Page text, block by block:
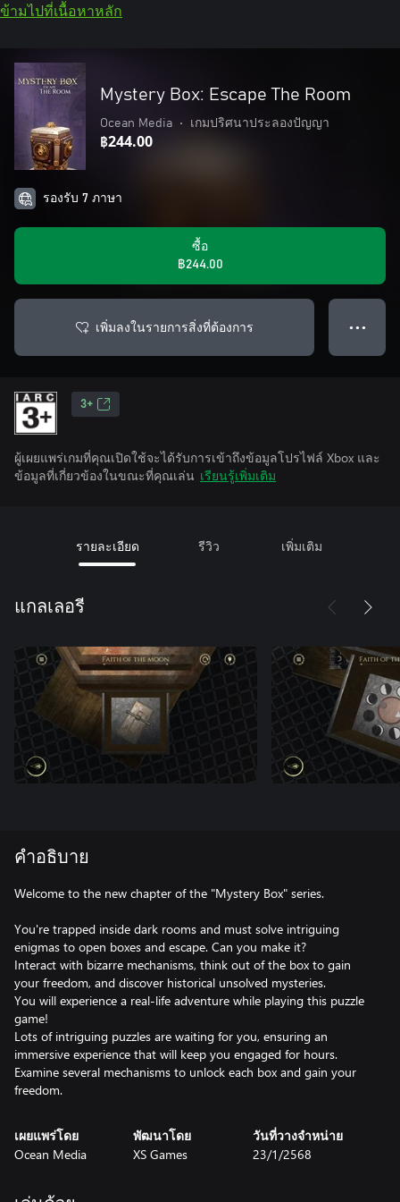
ข้ามไปที่เนื้อหาหลัก
Mystery Box: Escape The Room
Ocean Media • เกมปริศนาประลองปัญญา
฿244.00
รองรับ 7 ภาษา
ซื้อ
฿244.00
เพิ่มลงในรายการสิ่งที่ต้องการ ● ● ●
3+
ผู้เผยแพร่เกมที่คุณเปิดใช้จะได้รับการเข้าถึงข้อมูลโปรไฟล์ Xbox และ
ข้อมูลที่เกี่ยวข้องในขณะที่คุณเล่น เรียนรู้เพิ่มเติม
รายละเอียด รีวิว เพิ่มเติม
แกลเลอรี
คำอธิบาย
Welcome to the new chapter of the "Mystery Box" series.
You're trapped inside dark rooms and must solve intriguing
enigmas to open boxes and escape. Can you make it?
Interact with bizarre mechanisms, think out of the box to gain
your freedom, and discover historical unsolved mysteries.
You will experience a real-life adventure while playing this puzzle
game!
Lots of intriguing puzzles are waiting for you, ensuring an
immersive experience that will keep you engaged for hours.
Examine several mechanisms to unlock each box and gain your
freedom.
เผยแพร่โดย
Ocean Media
พัฒนาโดย
XS Games
วันที่วางจำหน่าย
23/1/2568